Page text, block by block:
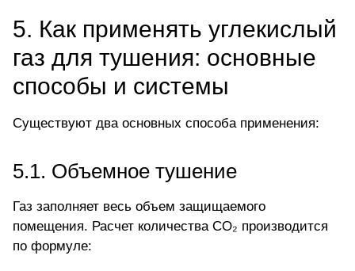
5. Как применять углекислый
газ для тушения: основные
способы и системы
Существуют два основных способа применения:
5.1. Объемное тушение
Газ заполняет весь объем защищаемого
помещения. Расчет количества CO₂ производится
по формуле: